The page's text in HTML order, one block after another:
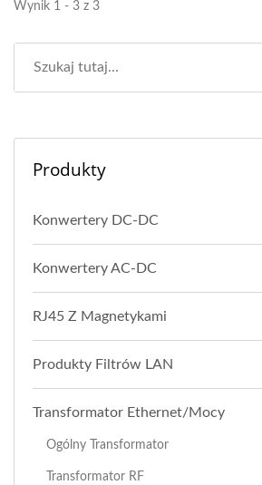
Wynik 1 - 3 z 3
Produkty
Konwertery DC-DC
Konwertery AC-DC
RJ45 Z Magnetykami
Produkty Filtrów LAN
Transformator Ethernet/Mocy
Ogólny Transformator
Transformator RF